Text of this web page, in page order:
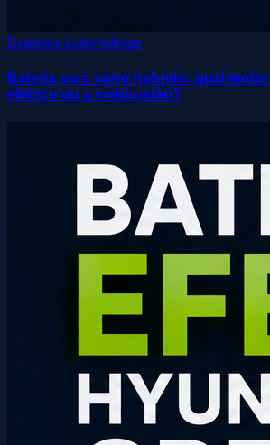
Baterias automotivas
Bateria para carro hybrido: qual
elétrico ou a combustão?